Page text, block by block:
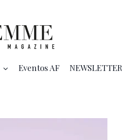
Eventos AF NEWSLETTER